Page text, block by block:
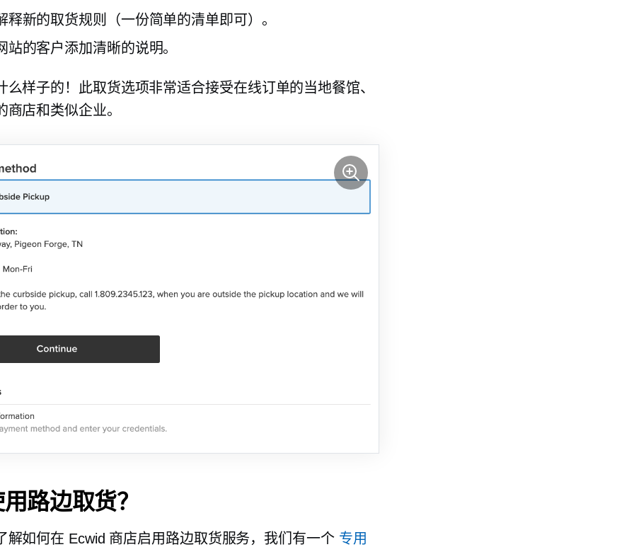
释新的取货规则（一份简单的清单即可）。
站的客户添加清晰的说明。
么样子的！此取货选项非常适合接受在线订单的当地餐馆、
商店和类似企业。
路边取货？
解如何在 Ecwid 商店启用路边取货服务，我们有一个 专用